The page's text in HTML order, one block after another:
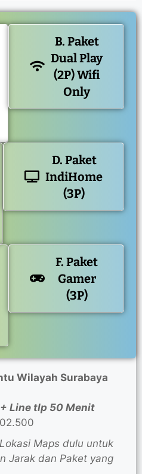
B. Paket
Dual Play
(2P) Wifi
Only
D. Paket
IndiHome
(3P)
F. Paket
Gamer
(3P)
Wilayah Surabaya
Line tlp 50 Menit
Maps dulu untuk
Jarak dan Paket yang